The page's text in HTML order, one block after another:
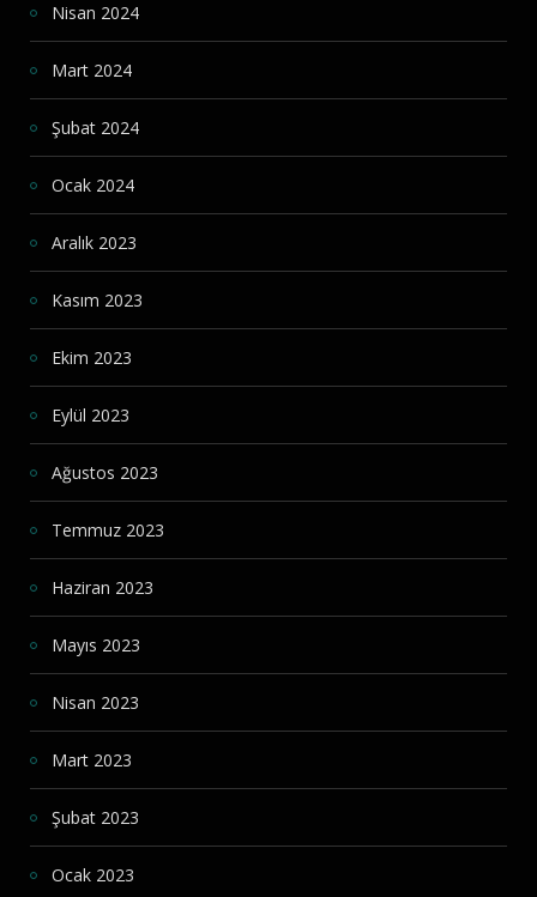
Nisan 2024
Mart 2024
Şubat 2024
Ocak 2024
Aralık 2023
Kasım 2023
Ekim 2023
Eylül 2023
Ağustos 2023
Temmuz 2023
Haziran 2023
Mayıs 2023
Nisan 2023
Mart 2023
Şubat 2023
Ocak 2023